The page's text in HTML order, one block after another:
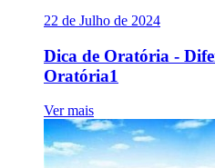
22 de Julho de 2024
Dica de Oratória -
Oratória1
Ver mais